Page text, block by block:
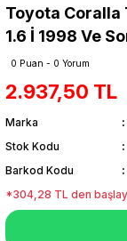
Toyota Coralla
1.6 İ 1998 Ve
0 Puan - 0 Yorum
2.937,50 TL
Marka
Stok Kodu
Barkod Kodu
*304,28 TL den